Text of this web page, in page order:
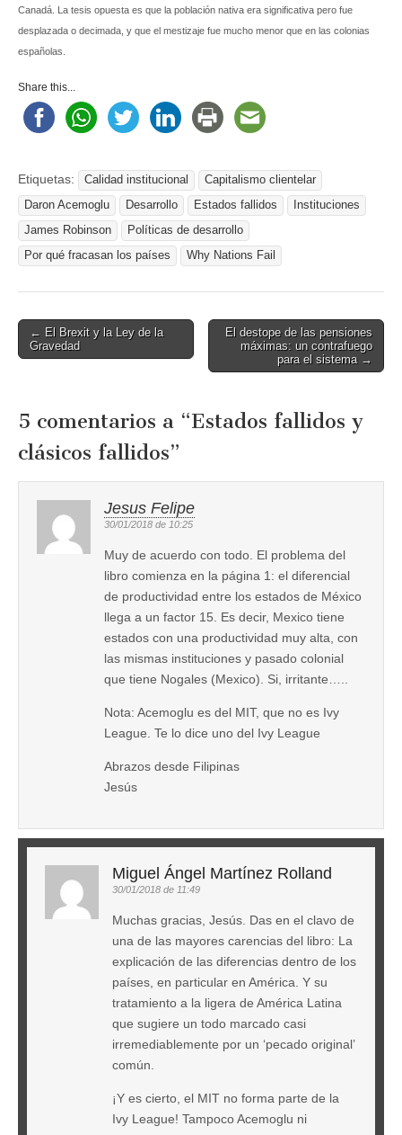
Canadá. La tesis opuesta es que la población nativa era significativa pero fue
desplazada o decimada, y que el mestizaje fue mucho menor que en las colonias
españolas.
Share this...
Etiquetas: Calidad institucional
Capitalismo clientelar
Daron Acemoglu
Desarrollo Estados fallidos
Instituciones
James Robinson
Políticas de desarrollo
Por qué fracasan los países
Why Nations Fail
Post
navigation
← El Brexit y la Ley de la
Gravedad
El destope de las pensiones
máximas: un contrafuego
para el sistema →
5 comentarios a “Estados fallidos y
clásicos fallidos”
Jesus Felipe
30/01/2018 de 10:25
Muy de acuerdo con todo. El problema del
libro comienza en la página 1: el diferencial
de productividad entre los estados de México
llega a un factor 15. Es decir, Mexico tiene
estados con una productividad muy alta, con
las mismas instituciones y pasado colonial
que tiene Nogales (Mexico). Si, irritante…..
Nota: Acemoglu es del MIT, que no es Ivy
League. Te lo dice uno del Ivy League
Abrazos desde Filipinas
Jesús
Miguel Ángel Martínez Rolland
30/01/2018 de 11:49
Muchas gracias, Jesús. Das en el clavo de
una de las mayores carencias del libro: La
explicación de las diferencias dentro de los
países, en particular en América. Y su
tratamiento a la ligera de América Latina
que sugiere un todo marcado casi
irremediablemente por un ‘pecado original’
común.
¡Y es cierto, el MIT no forma parte de la
Ivy League! Tampoco Acemoglu ni